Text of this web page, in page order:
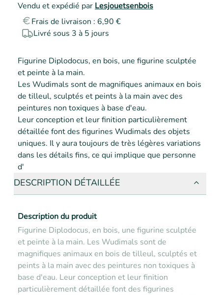
Vendu et expédié par Lesjouetsenbois
Frais de livraison : 6,90 €
Livré sous 3 à 5 jours
Figurine Diplodocus, en bois, une figurine sculptée
et peinte à la main.
Les Wudimals sont de magnifiques animaux en bois
de tilleul, sculptés et peints à la main avec des
peintures non toxiques à base d'eau.
Leur conception et leur finition particulièrement
détaillée font des figurines Wudimals des objets
uniques. Il y aura toujours de très légères variations
dans les détails fins, ce qui implique que personne
d'
DESCRIPTION DÉTAILLÉE
Description du produit
Figurine Diplodocus, en bois, une figurine sculptée
et peinte à la main. Les Wudimals sont de
magnifiques animaux en bois de tilleul, sculptés et
peints à la main avec des peintures non toxiques à
base d'eau. Leur conception et leur finition
particulièrement détaillée font des figurines